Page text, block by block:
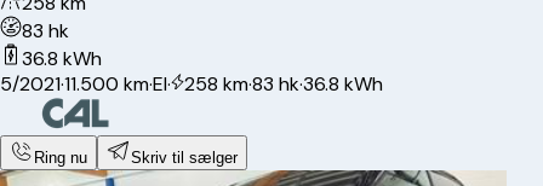
83 hk
36.8 kWh
5/2021·11.500 km·El· 258 km·83 hk·36.8 kWh
Ring nu Skriv til sælger